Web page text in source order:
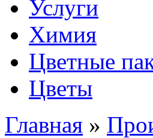
Услуги
Химия
Цветные
Цветы
Главная »